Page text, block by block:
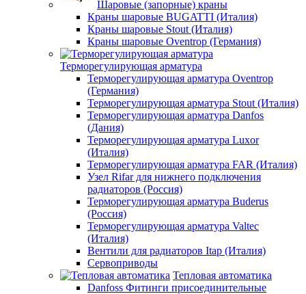
Шаровые (запорные) краны
Краны шаровые BUGATTI (Италия)
Краны шаровые Stout (Италия)
Краны шаровые Oventrop (Германия)
Терморегулирующая арматура
Терморегулирующая арматура Oventrop
(Германия)
Терморегулирующая арматура Stout (Италия)
Терморегулирующая арматура Danfos
(Дания)
Терморегулирующая арматура Luxor
(Италия)
Терморегулирующая арматура FAR (Италия)
Узел Rifar для нижнего подключения
радиаторов (Россия)
Терморегулирующая арматура Buderus
(Россия)
Терморегулирующая арматура Valtec
(Италия)
Вентили для радиаторов Itap (Италия)
Сервоприводы
Тепловая автоматика
Danfoss Фитинги присоединительные